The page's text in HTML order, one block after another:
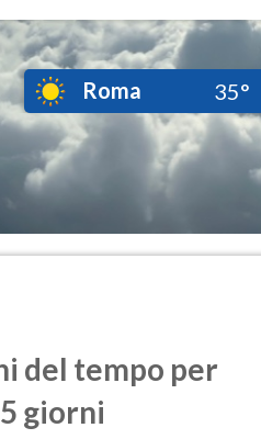
Roma 35°
del tempo per
giorni